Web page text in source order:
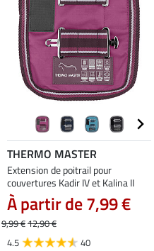
THERMO MASTER
Extension de poitrail pour
couvertures Kadir IV et Kalina II
À partir de 7,99 €
9,99 €12,90 €
4.5
40